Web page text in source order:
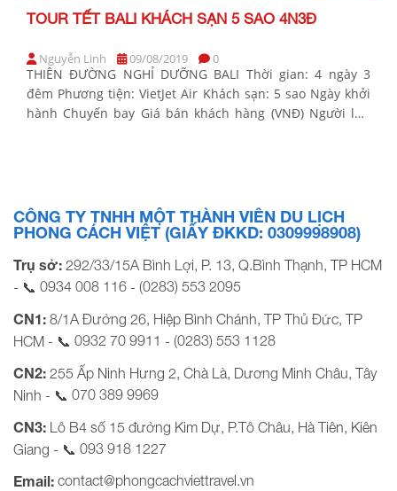
TOUR TẾT BALI KHÁCH SẠN 5 SAO 4N3Đ
Nguyễn Linh 09/08/2019 0
THIÊN ĐƯỜNG NGHỈ DƯỠNG BALI Thời gian: 4 ngày 3
đêm Phương tiện: VietJet Air Khách sạn: 5 sao Ngày khởi
hành Chuyến bay Giá bán khách hàng (VNĐ) Người lớn
CÔNG TY TNHH MỘT THÀNH VIÊN DU LỊCH
PHONG CÁCH VIỆT (GIẤY ĐKKD: 0309998908)
Trụ sở: 292/33/15A Bình Lợi, P. 13, Q.Bình Thạnh, TP HCM
- 📞 0934 008 116 - (0283) 553 2095
CN1: 8/1A Đường 26, Hiệp Bình Chánh, TP Thủ Đức, TP
HCM - 📞 0932 70 9911 - (0283) 553 1128
CN2: 255 Ấp Ninh Hưng 2, Chà Là, Dương Minh Châu, Tây
Ninh - 📞 070 389 9969
CN3: Lô B4 số 15 đường Kim Dự, P.Tô Châu, Hà Tiên, Kiên
Giang - 📞 093 918 1227
Email: contact@phongcachviettravel.vn